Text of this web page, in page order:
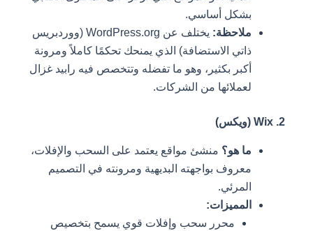
بشكل أساسي.
ملاحظة:
يختلف عن WordPress.org (ووردبريس
ذاتي الاستضافة) الذي يمنحك تحكمًا كاملاً ومرونة
أكبر بكثير، وهو ما تفضله وتتخصص فيه رابيد غزال
لعملائها من الشركات.
ما هو؟منشئ مواقع يعتمد على السحب والإفلات،
معروف بواجهته البديهية ومرونته في التصميم
المرئي.
المميزات:
محرر سحب وإفلات قوي يسمح بتخصيص